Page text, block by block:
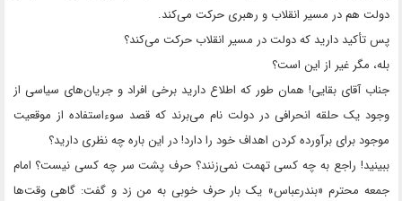
دولت هم در مسیر انقلاب و رهبری حرکت می‌کند.
پس تأکید دارید که دولت در مسیر انقلاب حرکت می‌کند؟
بله، مگر غیر از این است؟
جناب آقای بقایی! همان طور که اطلاع دارید برخی افراد و جریان‌های سیاسی از
وجود یک حلقه انحرافی در دولت نام می‌برند که قصد سوءاستفاده از موقعیت
موجود برای برآورده کردن اهداف خود را دارد! در این باره چه نظری دارید؟
ببینید! راجع به چه کسی تهمت نمی‌زنند؟ حرف پشت سر چه کسی نیست؟ امام
جمعه محترم «بندرعباس» یک بار حرف خوبی به من زد و گفت: گاهی وقت‌ها